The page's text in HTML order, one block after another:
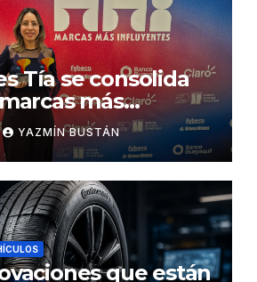
Tía se consolida
más
del Ecuador
YAZMÍN BUSTÁN
que están